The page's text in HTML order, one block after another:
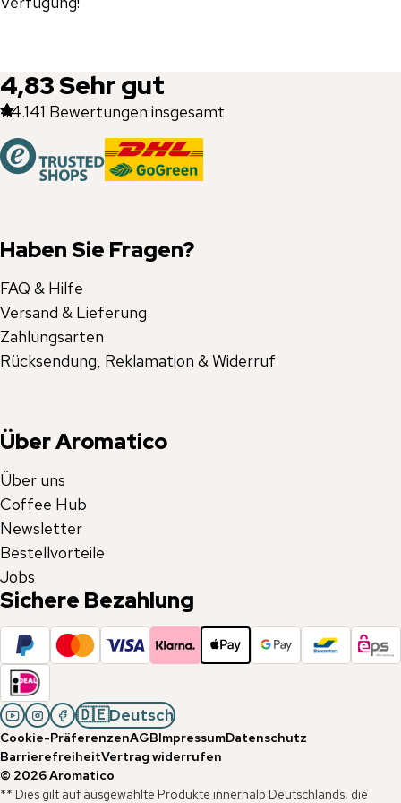
4,83Sehr gut
44.141 Bewertungen insgesamt
Haben Sie Fragen?
FAQ & Hilfe
Versand & Lieferung
Zahlungsarten
Rücksendung, Reklamation & Widerruf
Über Aromatico
Über uns
Coffee Hub
Newsletter
Bestellvorteile
Jobs
Sichere Bezahlung
🇩🇪Deutsch
Cookie-PräferenzenAGBImpressumDatenschutz
BarrierefreiheitVertrag widerrufen
© 2026Aromatico
** Dies gilt auf ausgewählte Produkte innerhalb Deutschlands, die